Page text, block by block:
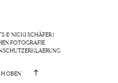
© NICKI SCHÄFER |
FOTOGRAFIE
OBEN